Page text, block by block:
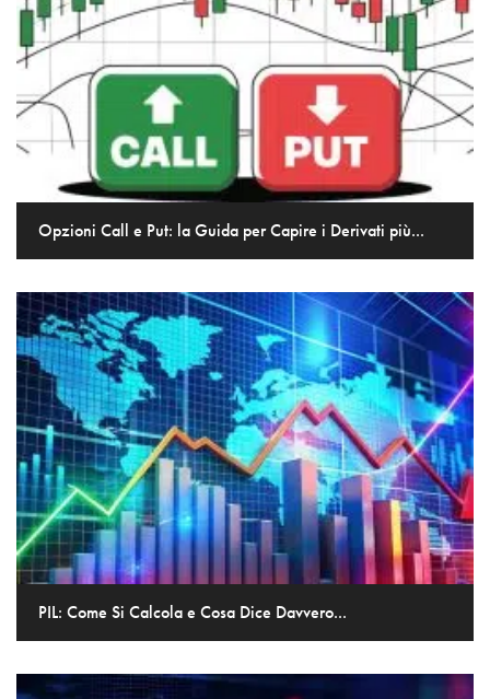
Opzioni Call e Put: la Guida per Capire i Derivati più...
PIL: Come Si Calcola e Cosa Dice Davvero...